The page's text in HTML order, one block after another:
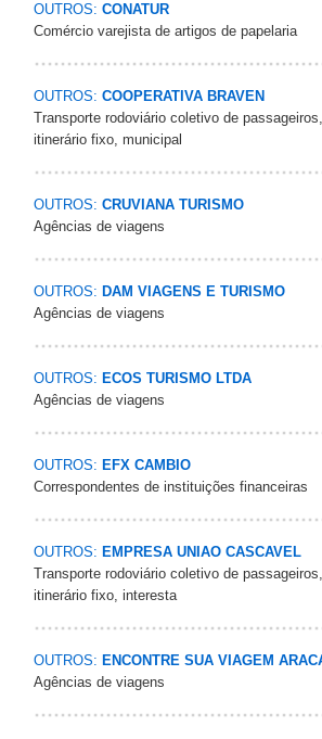
OUTROS: CONATUR
Comércio varejista de artigos de papelaria
OUTROS: COOPERATIVA BRAVEN
Transporte rodoviário coletivo de
itinerário fixo, municipal
OUTROS: CRUVIANA TURISMO
Agências de viagens
OUTROS: DAM VIAGENS E TURISMO
Agências de viagens
OUTROS: ECOS TURISMO LTDA
Agências de viagens
OUTROS: EFX CAMBIO
Correspondentes de instituições financeiras
OUTROS: EMPRESA UNIAO CASCAVEL
Transporte rodoviário coletivo de
itinerário fixo, interesta
OUTROS: ENCONTRE SUA VIAGEM
Agências de viagens